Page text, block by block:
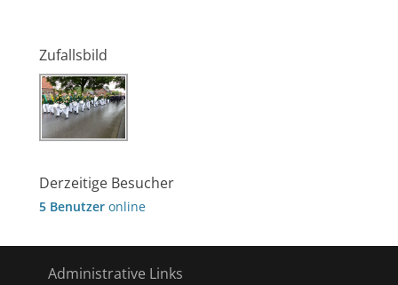
Zufallsbild
Derzeitige Besucher
5 Benutzer online
Administrative Links